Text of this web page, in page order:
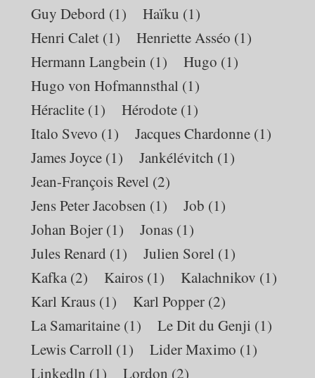
Guy Debord (1) Haïku (1)
Henri Calet (1) Henriette Asséo (1)
Hermann Langbein (1) Hugo (1)
Hugo von Hofmannsthal (1)
Héraclite (1) Hérodote (1)
Italo Svevo (1) Jacques Chardonne (1)
James Joyce (1) Jankélévitch (1)
Jean-François Revel (2)
Jens Peter Jacobsen (1) Job (1)
Johan Bojer (1) Jonas (1)
Jules Renard (1) Julien Sorel (1)
Kafka (2) Kairos (1) Kalachnikov (1)
Karl Kraus (1) Karl Popper (2)
La Samaritaine (1) Le Dit du Genji (1)
Lewis Carroll (1) Lider Maximo (1)
Linkedln (1) Lordon (2)